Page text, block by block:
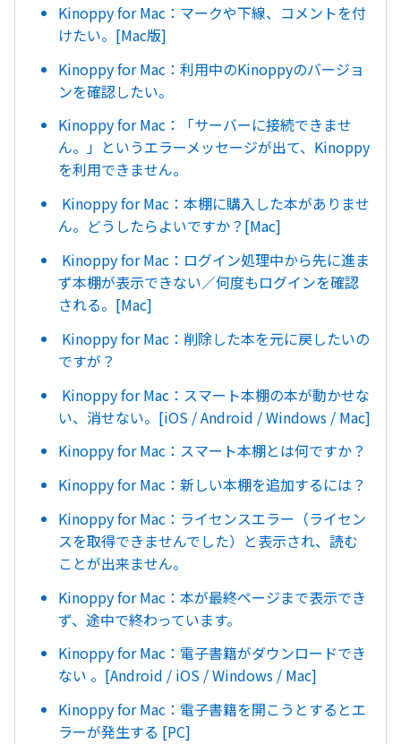
Kinoppy for Mac：マークや下線、コメントを付
けたい。[Mac版]
Kinoppy for Mac：利用中のKinoppyのバージョ
ンを確認したい。
Kinoppy for Mac：「サーバーに接続できませ
ん。」というエラーメッセージが出て、Kinoppy
を利用できません。
Kinoppy for Mac：本棚に購入した本がありませ
ん。どうしたらよいですか？[Mac]
Kinoppy for Mac：ログイン処理中から先に進ま
ず本棚が表示できない／何度もログインを確認
される。[Mac]
Kinoppy for Mac：削除した本を元に戻したいの
ですが？
Kinoppy for Mac：スマート本棚の本が動かせな
い、消せない。[iOS / Android / Windows / Mac]
Kinoppy for Mac：スマート本棚とは何ですか？
Kinoppy for Mac：新しい本棚を追加するには？
Kinoppy for Mac：ライセンスエラー（ライセン
スを取得できませんでした）と表示され、読む
ことが出来ません。
Kinoppy for Mac：本が最終ページまで表示でき
ず、途中で終わっています。
Kinoppy for Mac：電子書籍がダウンロードでき
ない 。[Android / iOS / Windows / Mac]
Kinoppy for Mac：電子書籍を開こうとするとエ
ラーが発生する [PC]